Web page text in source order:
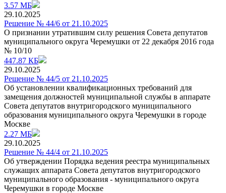
3.57 МБ
29.10.2025
Решение № 44/6 от 21.10.2025
О признании утратившим силу решения Совета депутатов
муниципального округа Черемушки от 22 декабря 2016 года
№ 10/10
447.87 КБ
29.10.2025
Решение № 44/5 от 21.10.2025
Об установлении квалификационных требований для
замещения должностей муниципальной службы в аппарате
Совета депутатов внутригородского муниципального
образования муниципального округа Черемушки в городе
Москве
2.27 МБ
29.10.2025
Решение № 44/4 от 21.10.2025
Об утверждении Порядка ведения реестра муниципальных
служащих аппарата Совета депутатов внутригородского
муниципального образования - муниципального округа
Черемушки в городе Москве